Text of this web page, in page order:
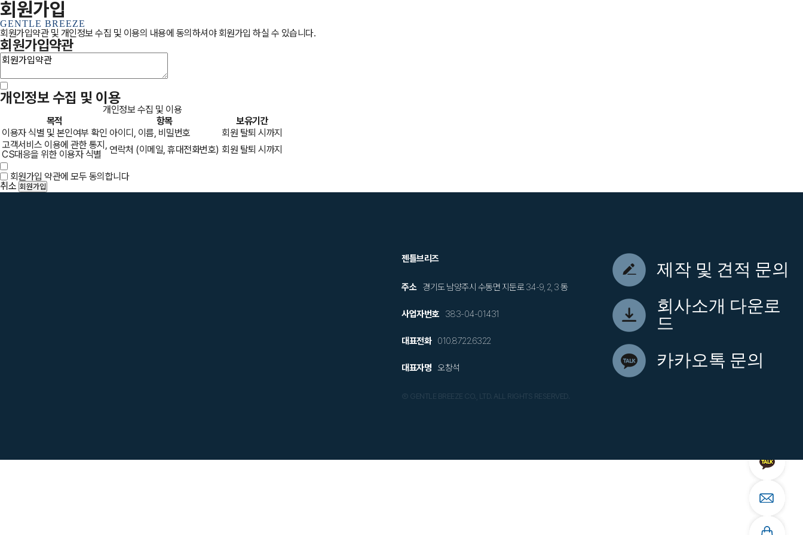
회원가입
GENTLE BREEZE
회원가입약관 및 개인정보 수집 및 이용의 내용에 동의하셔야 회원가입 하실 수 있습니다.
회원가입약관
개인정보 수집 및 이용
개인정보 수집 및 이용
목적
항목
보유기간
이용자 식별 및 본인여부 확인 아이디, 이름, 비밀번호
회원 탈퇴 시까지
고객서비스 이용에 관한 통지,
CS대응을 위한 이용자 식별
연락처 (이메일, 휴대전화번호) 회원 탈퇴 시까지
회원가입 약관에 모두 동의합니다
취소 회원가입
젠틀브리즈
주소 경기도 남양주시 수동면 지둔로 34-9, 2, 3 동
사업자번호 383-04-01431
대표전화 010.8722.6322
대표자명 오창석
제작 및 견적 문의
회사소개 다운로
드
카카오톡 문의
Ⓒ GENTLE BREEZE CO., LTD. ALL RIGHTS RESERVED.